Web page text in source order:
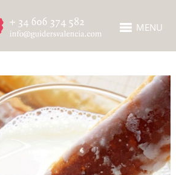
MENU